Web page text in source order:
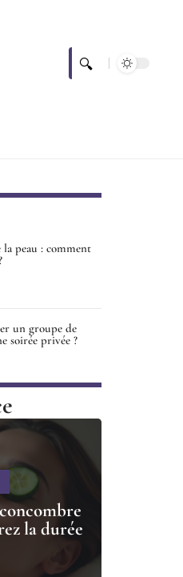
peau : comment
un groupe de
soirée privée ?
la durée